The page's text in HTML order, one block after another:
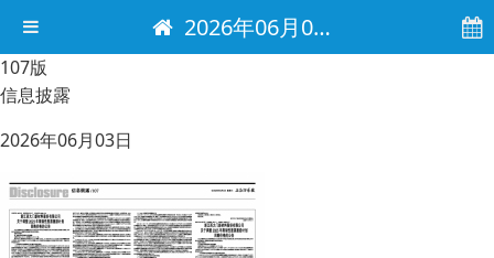
2026年06月03日 电子报
107版
信息披露
2026年06月03日